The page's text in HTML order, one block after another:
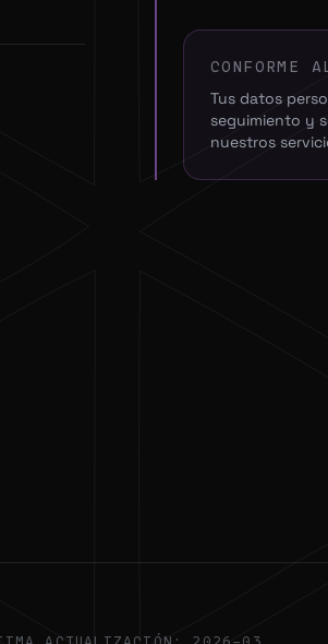
CONFORME
Tus datos
seguimiento y
nuestros